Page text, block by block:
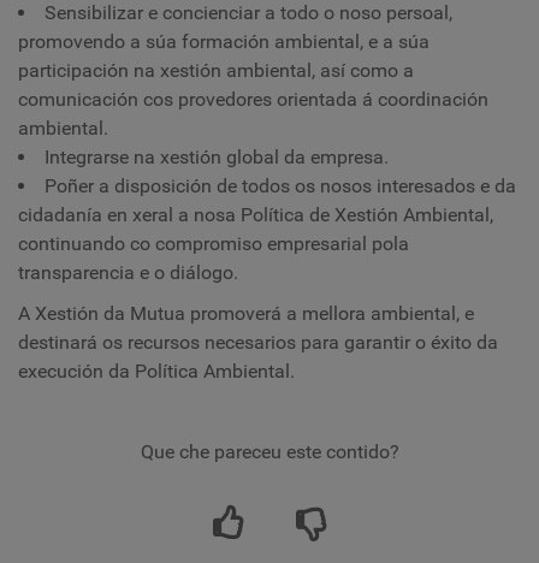
Sensibilizar e concienciar a todo o noso persoal,
promovendo a súa formación ambiental, e a súa
participación na xestión ambiental, así como a
comunicación cos provedores orientada á coordinación
ambiental.
Integrarse na xestión global da empresa.
Poñer a disposición de todos os nosos interesados ​​e da
cidadanía en xeral a nosa Política de Xestión Ambiental,
continuando co compromiso empresarial pola
transparencia e o diálogo.
A Xestión da Mutua promoverá a mellora ambiental, e
destinará os recursos necesarios para garantir o éxito da
execución da Política Ambiental.
Que che pareceu este contido?